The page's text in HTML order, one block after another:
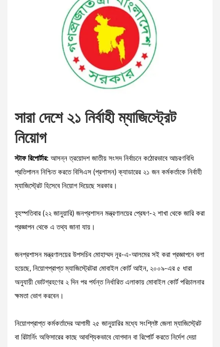
সারা দেশে ২১ নির্বাহী ম্যাজিস্ট্রেট
নিয়োগ
স্টাফ রিপোর্টার: আসন্ন ত্রয়োদশ জাতীয় সংসদ নির্বাচনে কঠোরভাবে আচরণবিধি
প্রতিপালন নিশ্চিত করতে বিসিএস (প্রশাসন) ক্যাডারের ২১ জন কর্মকর্তাকে নির্বাহী
ম্যাজিস্ট্রেট হিসেবে নিয়োগ দিয়েছে সরকার।
বৃহস্পতিবার (২২ জানুয়ারি) জনপ্রশাসন মন্ত্রণালয়ের প্রেষণ-২ শাখা থেকে জারি করা
প্রজ্ঞাপন থেকে এ তথ্য জানা যায়।
জনপ্রশাসন মন্ত্রণালয়ের উপসচিব মোহাম্মদ নূর-এ-আলমের সই করা প্রজ্ঞাপনে বলা
হয়েছে, নিয়োগপ্রাপ্ত ম্যাজিস্ট্রেটরা মোবাইল কোর্ট আইন, ২০০৯-এর ৫ ধারা
অনুযায়ী ভোটগ্রহণের ২ দিন পর পর্যন্ত নির্ধারিত এলাকায় মোবাইল কোর্ট পরিচালনার
ক্ষমতা ভোগ করবেন।
নিয়োগপ্রাপ্ত কর্মকর্তাদের আগামী ২৫ জানুয়ারির মধ্যে সংশ্লিষ্ট জেলা ম্যাজিস্ট্রেট
বা রিটার্নিং অফিসারের কাছে আবশ্যিকভাবে যোগদান বা রিপোর্ট করতে নির্দেশ দেয়া